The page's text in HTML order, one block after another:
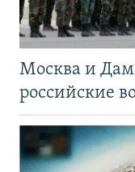
Москва и
российские